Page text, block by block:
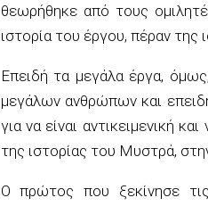
θεωρήθηκε από τους
ιστορία του έργου, πέραν της
Επειδή τα μεγάλα έργα,
μεγάλων ανθρώπων και
για να είναι αντικειμενική
της ιστορίας του Μυστρά,
Ο πρώτος που ξεκίνησε